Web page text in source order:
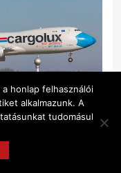
/ Cargolux
honlap felhasználói
alkalmazunk. A
tudomásul